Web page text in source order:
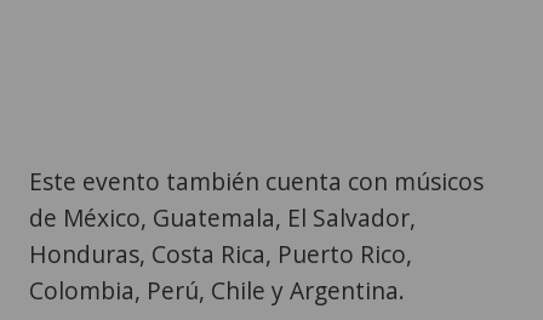
Este evento también cuenta con músicos
de México, Guatemala, El Salvador,
Honduras, Costa Rica, Puerto Rico,
Colombia, Perú, Chile y Argentina.